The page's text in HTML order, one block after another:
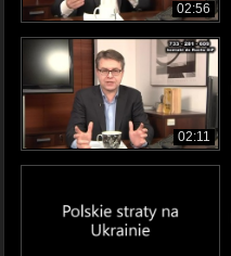
02:56
02:11